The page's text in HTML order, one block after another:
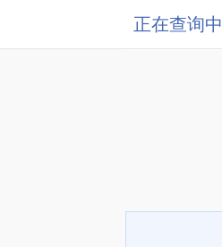
正在查询中